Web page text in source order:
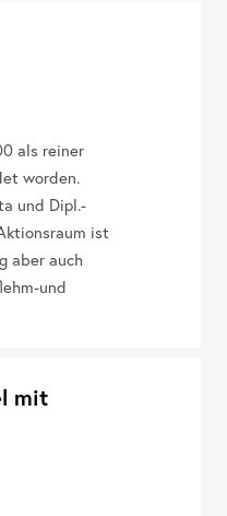
als reiner
worden.
und Dipl.-
ist
aber auch
und
mit